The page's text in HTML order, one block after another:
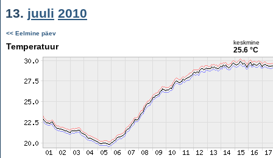
13. juuli 2010
<< Eelmine päev
Temperatuur keskmine
25.6 °C